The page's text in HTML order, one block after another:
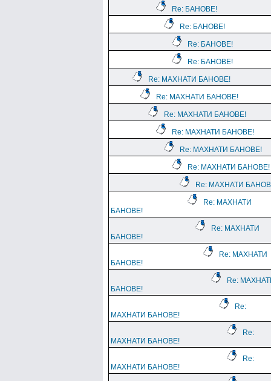
Re: БАНОВЕ!
Re: БАНОВЕ!
Re: БАНОВЕ!
Re: БАНОВЕ!
Re: МАХНАТИ БАНОВЕ!
Re: МАХНАТИ БАНОВЕ!
Re: МАХНАТИ БАНОВЕ!
Re: МАХНАТИ БАНОВЕ!
Re: МАХНАТИ БАНОВЕ!
Re: МАХНАТИ БАНОВЕ!
Re: МАХНАТИ
Re: МАХНАТИ
БАНОВЕ!
Re: МАХНАТИ
БАНОВЕ!
Re: МАХНАТИ
БАНОВЕ!
Re:
БАНОВЕ!
Re:
МАХНАТИ БАНОВЕ!
Re:
МАХНАТИ БАНОВЕ!
Re:
МАХНАТИ БАНОВЕ!